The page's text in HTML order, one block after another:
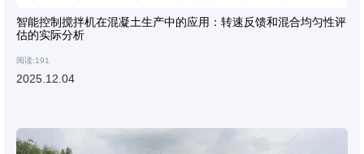
智能控制搅拌机在混凝土生产中的应用：转速反馈和混合均匀性评
估的实际分析
阅读:191
2025.12.04